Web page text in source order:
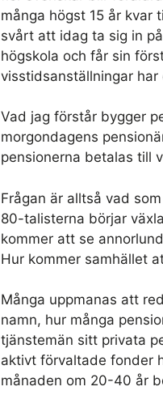
många högst 15 år kvar
svårt att idag ta sig in
högskola och får sin
visstidsanställningar
Vad jag förstår bygger
morgondagens
pensionerna betalas till
Frågan är alltså vad
80-talisterna börjar
kommer att se
Hur kommer samhället
Många uppmanas att
namn, hur många
tjänstemän sitt privata
aktivt förvaltade fonder
månaden om 20-40 år